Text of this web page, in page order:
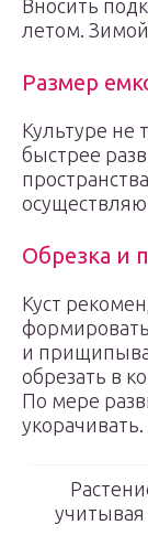
Вносить
летом. Зимой
Размер
Культуре не
быстрее
Обрезка и
Куст
и
обрезать в
По мере
укорачивать.